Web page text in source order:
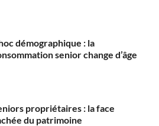
démographique : la
senior change d’âge
propriétaires : la face
du patrimoine